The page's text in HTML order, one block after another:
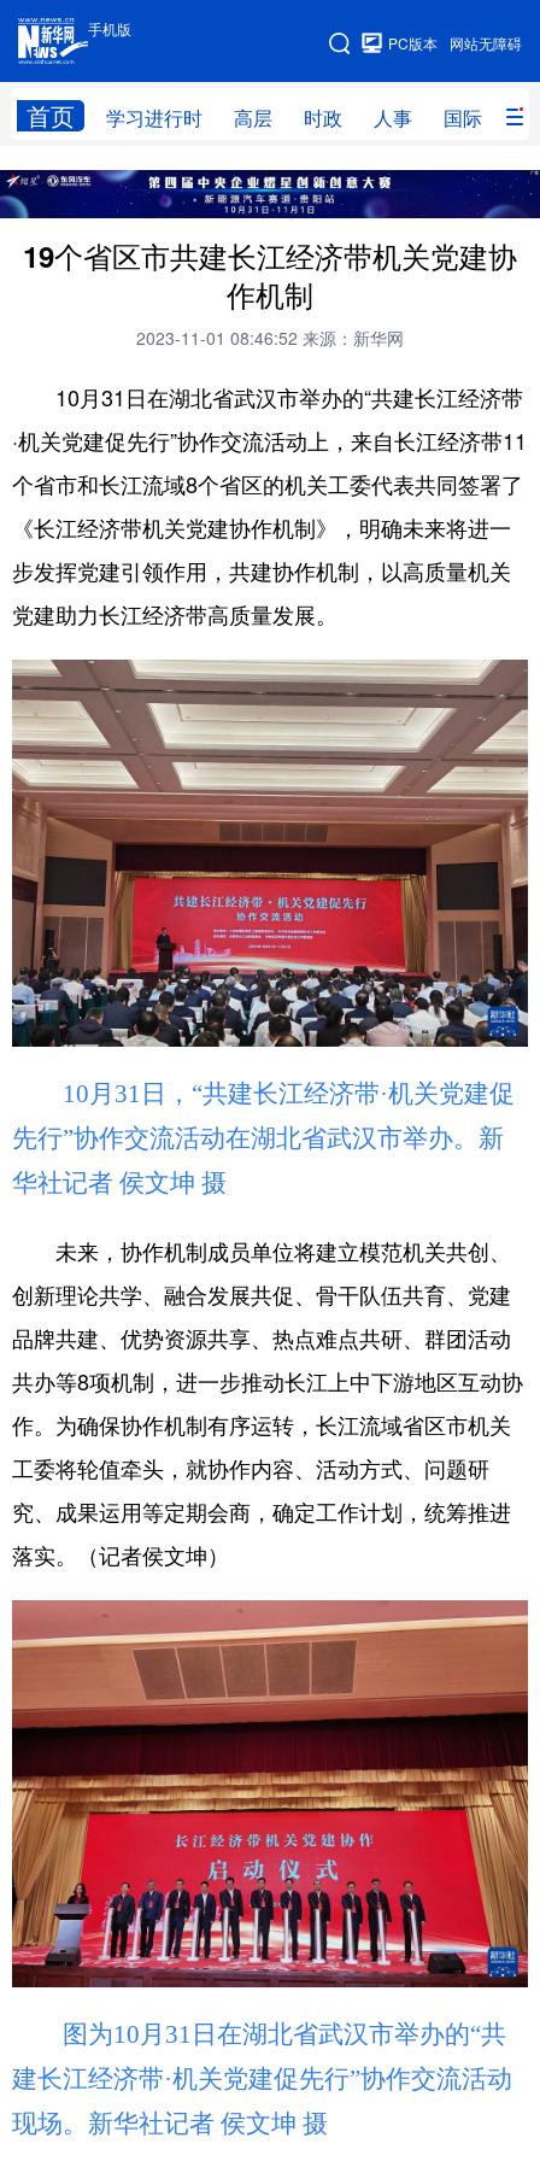
手机版
网站无障碍
PC版本
首页 学习进行时 高层 时政 人事 国际 财
手机版
网站地图
学习进行时 高层 时政 人事
思客智库 全球连线
科创 量子
文化 书画 健康 军事
访谈 视频 图片 政务
法律 中央文件 金融 汽车
食品 人居 信息化 数字经济
学术中国 乡村振兴 银龄 溯源中国
彩票 娱乐 时尚 悦读
公益 一带一路 亚太网 上市公司
文化产业
地方频道
北京 天津 河北
辽宁 吉林 上海 江苏
浙江 安徽 福建 江西
山东 河南 湖北 湖南
广东 广西 海南 重庆
四川 贵州
陕西 甘肃 青海 宁夏
新疆 内蒙古 黑龙江
多语种频道
English Español Français عربى
Русский язык 日本語 한국어
19个省区市共建长江经济带机关党建协
作机制
2023-11-01 08:46:52 来源：新华网
10月31日在湖北省武汉市举办的“共建长江经济带
·机关党建促先行”协作交流活动上，来自长江经济带11
个省市和长江流域8个省区的机关工委代表共同签署了
《长江经济带机关党建协作机制》，明确未来将进一
步发挥党建引领作用，共建协作机制，以高质量机关
党建助力长江经济带高质量发展。
10月31日，“共建长江经济带·机关党建促
先行”协作交流活动在湖北省武汉市举办。新
华社记者 侯文坤 摄
未来，协作机制成员单位将建立模范机关共创、
创新理论共学、融合发展共促、骨干队伍共育、党建
品牌共建、优势资源共享、热点难点共研、群团活动
共办等8项机制，进一步推动长江上中下游地区互动协
作。为确保协作机制有序运转，长江流域省区市机关
工委将轮值牵头，就协作内容、活动方式、问题研
究、成果运用等定期会商，确定工作计划，统筹推进
落实。（记者侯文坤）
图为10月31日在湖北省武汉市举办的“共
建长江经济带·机关党建促先行”协作交流活动
现场。新华社记者 侯文坤 摄